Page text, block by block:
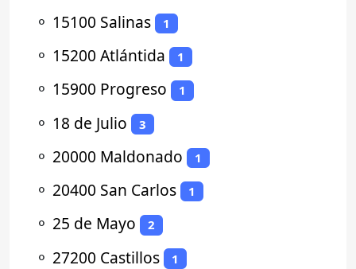
⚬ 15100 Salinas 1
⚬ 15200 Atlántida 1
⚬ 15900 Progreso 1
⚬ 18 de Julio 3
⚬ 20000 Maldonado 1
⚬ 20400 San Carlos 1
⚬ 25 de Mayo 2
⚬ 27200 Castillos 1